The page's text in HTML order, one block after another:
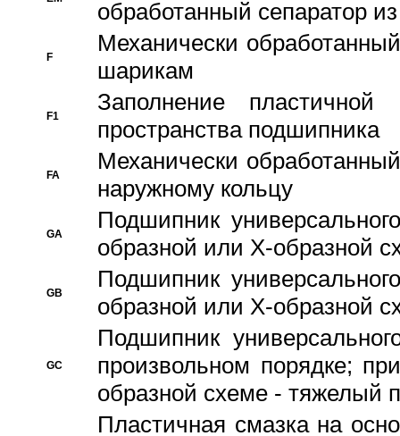
обработанный сепаратор
F
Механически
шарикам
F1
Заполнение
пространства подшипника
FA
Механически
наружному кольцу
GA
Подшипник
образной или Х-образной
GB
Подшипник
образной или Х-образной
GC
Подшипник
произвольном порядке;
образной схеме - тяжелый
Пластичная смазка на